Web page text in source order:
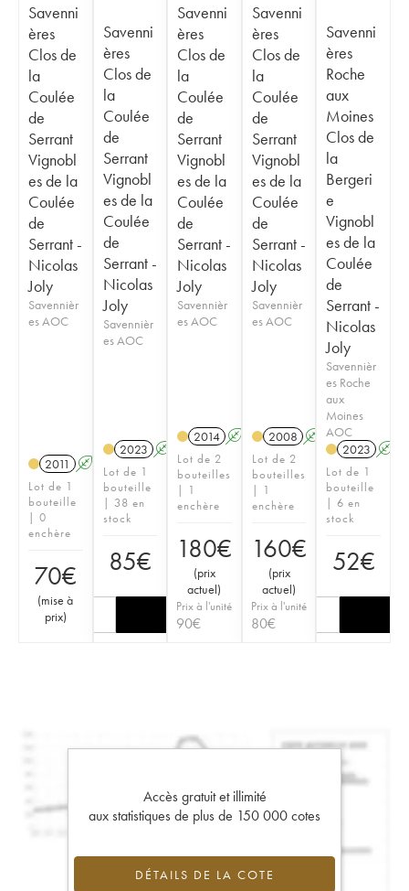
Savenni
ères
Clos de
la
Coulée
de
Serrant
Vignobl
es de la
Coulée
de
Serrant -
Nicolas
Joly
Savennièr
es AOC
2011 A S
Lot de 1
bouteille
| 0
enchère
70€
(mise à
prix)
Savenni
ères
Clos de
la
Coulée
de
Serrant
Vignobl
es de la
Coulée
de
Serrant -
Nicolas
Joly
Savennièr
es AOC
2023 A
Lot de 1
bouteille
| 38 en
stock
85€
Savenni
ères
Clos de
la
Coulée
de
Serrant
Vignobl
es de la
Coulée
de
Serrant -
Nicolas
Joly
Savennièr
es AOC
2014 A S
Lot de 2
bouteilles
| 1
enchère
180€
(prix
actuel)
Prix à l'unité
90€
Savenni
ères
Clos de
la
Coulée
de
Serrant
Vignobl
es de la
Coulée
de
Serrant -
Nicolas
Joly
Savennièr
es AOC
2008 A S
Lot de 2
bouteilles
| 1
enchère
160€
(prix
actuel)
Prix à l'unité
80€
Savenni
ères
Roche
aux
Moines
Clos de
la
Bergeri
e
Vignobl
es de la
Coulée
de
Serrant -
Nicolas
Joly
Savennièr
es Roche
aux
Moines
AOC
2023 A
Lot de 1
bouteille
| 6 en
stock
52€
Accès gratuit et illimité
aux statistiques de plus de 150 000 cotes
DÉTAILS DE LA COTE